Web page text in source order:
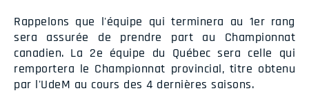
Rappelons que l'équipe qui terminera au 1er rang
sera assurée de prendre part au Championnat
canadien. La 2e équipe du Québec sera celle qui
remportera le Championnat provincial, titre obtenu
par l'UdeM au cours des 4 dernières saisons.